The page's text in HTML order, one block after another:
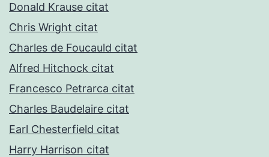
Donald Krause citat
Chris Wright citat
Charles de Foucauld citat
Alfred Hitchock citat
Francesco Petrarca citat
Charles Baudelaire citat
Earl Chesterfield citat
Harry Harrison citat